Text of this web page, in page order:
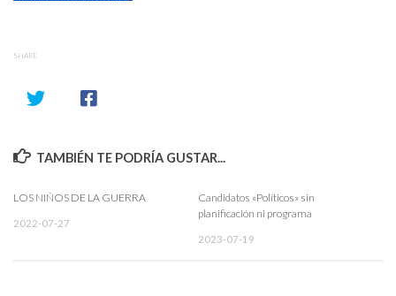
SHARE
TAMBIÉN TE PODRÍA GUSTAR...
LOS NIÑOS DE LA GUERRA
2022-07-27
Candidatos «Políticos» sin
planificación ni programa
2023-07-19